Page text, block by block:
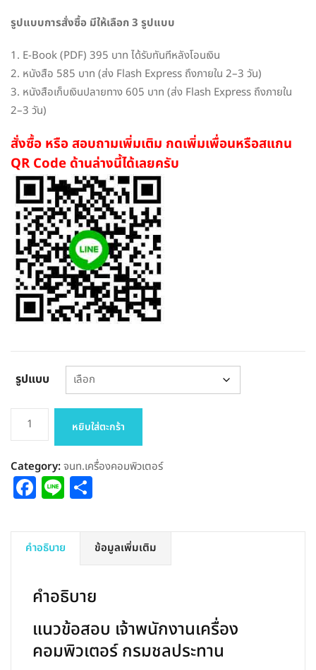
รูปแบบการสั่งซื้อ มีให้เลือก 3 รูปแบบ
1. E-Book (PDF) 395 บาท ได้รับทันทีหลังโอนเงิน
2. หนังสือ 585 บาท (ส่ง Flash Express ถึงภายใน 2–3 วัน)
3. หนังสือเก็บเงินปลายทาง 605 บาท (ส่ง Flash Express ถึงภายใน
2–3 วัน)
สั่งซื้อ หรือ สอบถามเพิ่มเติม กดเพิ่มเพื่อนหรือสแกน
QR Code ด้านล่างนี้ได้เลยครับ
รูปแบบ
จำนวน
เจ้า
พนักงาน
กรมชลประทาน
หยิบใส่ตะกร้า
Category:จนท.เครื่องคอมพิวเตอร์
Facebook
Line
คำอธิบาย ข้อมูลเพิ่มเติม
คำอธิบาย
แนวข้อสอบ เจ้าพนักงานเครื่อง
คอมพิวเตอร์ กรมชลประทาน